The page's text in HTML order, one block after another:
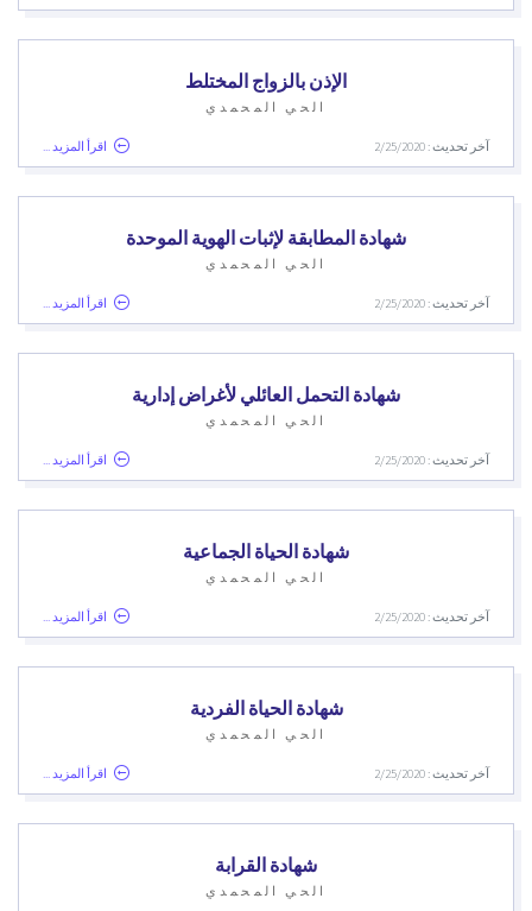
الإذن بالزواج المختلط
الحي المحمدي
آخر تحديث : 2/25/2020 اقرأ المزيد ...
شهادة المطابقة لإثبات الهوية الموحدة
الحي المحمدي
آخر تحديث : 2/25/2020 اقرأ المزيد ...
شهادة التحمل العائلي لأغراض إدارية
الحي المحمدي
آخر تحديث : 2/25/2020 اقرأ المزيد ...
شهادة الحياة الجماعية
الحي المحمدي
آخر تحديث : 2/25/2020 اقرأ المزيد ...
شهادة الحياة الفردية
الحي المحمدي
آخر تحديث : 2/25/2020 اقرأ المزيد ...
شهادة القرابة
الحي المحمدي